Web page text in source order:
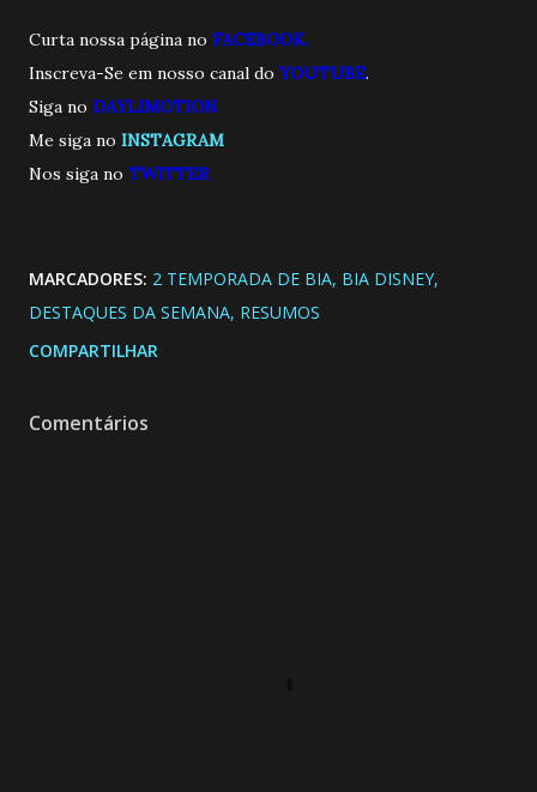
Curta nossa página no FACEBOOK.
Inscreva-Se em nosso canal do YOUTUBE.
Siga no DAYLIMOTION
Me siga no INSTAGRAM
Nos siga no TWITTER
MARCADORES: 2 TEMPORADA DE BIA BIA DISNEY
DESTAQUES DA SEMANA RESUMOS
COMPARTILHAR
Comentários